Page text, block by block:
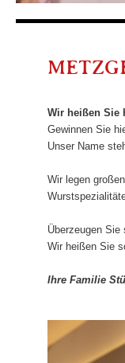
Wir heißen Sie
Gewinnen Sie
Unser Name
Wir legen
Überzeugen
Wir heißen Sie
Ihre Familie